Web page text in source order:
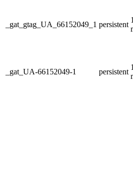
_gat_gtag_UA_66152049_1 persistent
1
_gat_UA-66152049-1 persistent
1